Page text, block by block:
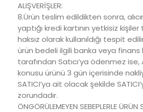
ALIŞVERİŞLER:
8.Ürün teslim edildikten sonra,
yaptığı kredi kartının yetkisiz
haksız olarak kullanıldığı tespit
ürün bedeli ilgili banka veya finans
tarafından Satıcı’ya ödenmez ise,
konusu ürünü 3 gün içerisinde
SATICI’ya ait olacak şekilde
zorundadır.
ÖNGÖRÜLEMEYEN SEBEPLERLE ÜRÜN